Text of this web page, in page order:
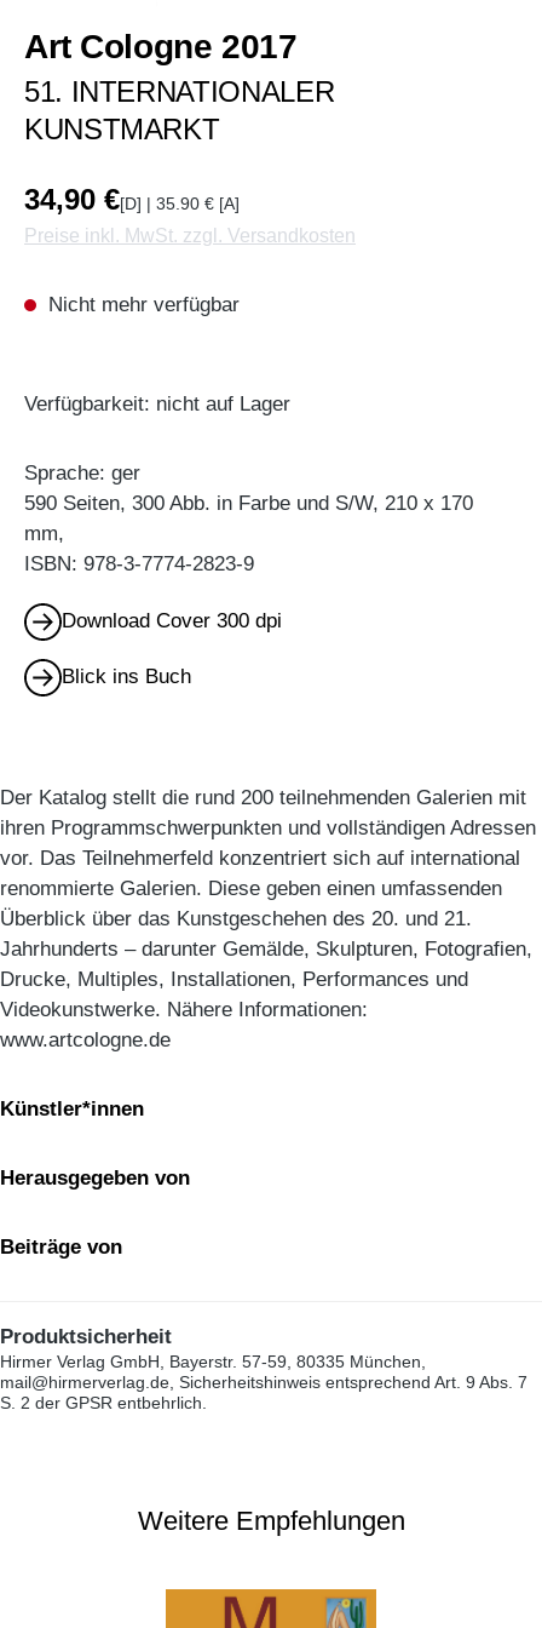
Art Cologne 2017
51. INTERNATIONALER
KUNSTMARKT
34,90 €[D] | 35.90 € [A]
Preise inkl. MwSt. zzgl. Versandkosten
Nicht mehr verfügbar
Verfügbarkeit: nicht auf Lager
Sprache: ger
590 Seiten, 300 Abb. in Farbe und S/W, 210 x 170
mm,
ISBN: 978-3-7774-2823-9
Download Cover 300 dpi
Blick ins Buch
Der Katalog stellt die rund 200 teilnehmenden Galerien mit
ihren Programmschwerpunkten und vollständigen Adressen
vor. Das Teilnehmerfeld konzentriert sich auf international
renommierte Galerien. Diese geben einen umfassenden
Überblick über das Kunstgeschehen des 20. und 21.
Jahrhunderts – darunter Gemälde, Skulpturen, Fotografien,
Drucke, Multiples, Installationen, Performances und
Videokunstwerke. Nähere Informationen:
www.artcologne.de
Künstler*innen
Herausgegeben von
Beiträge von
Produktsicherheit
Hirmer Verlag GmbH, Bayerstr. 57-59, 80335 München,
mail@hirmerverlag.de, Sicherheitshinweis entsprechend Art. 9 Abs. 7
S. 2 der GPSR entbehrlich.
Weitere Empfehlungen